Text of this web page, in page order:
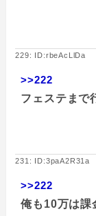
229: ID:rbeAcLlDa
>>222
フェステまで
231: ID:3paA2R31a
>>222
俺も10万は課